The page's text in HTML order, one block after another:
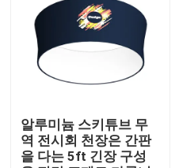
연락처
뉴스
무역 전시회 전시회 전시
알루미늄 스키튜브 무
역 전시회 천장은 간판
을 다는 5ft 긴장 구성